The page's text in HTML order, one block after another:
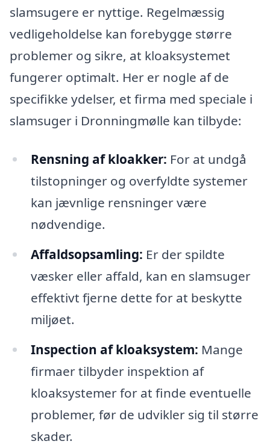
slamsugere er nyttige. Regelmæssig
vedligeholdelse kan forebygge større
problemer og sikre, at kloaksystemet
fungerer optimalt. Her er nogle af de
specifikke ydelser, et firma med speciale i
slamsuger i Dronningmølle kan tilbyde:
Rensning af kloakker: For at undgå
tilstopninger og overfyldte systemer
kan jævnlige rensninger være
nødvendige.
Affaldsopsamling: Er der spildte
væsker eller affald, kan en slamsuger
effektivt fjerne dette for at beskytte
miljøet.
Inspection af kloaksystem: Mange
firmaer tilbyder inspektion af
kloaksystemer for at finde eventuelle
problemer, før de udvikler sig til større
skader.